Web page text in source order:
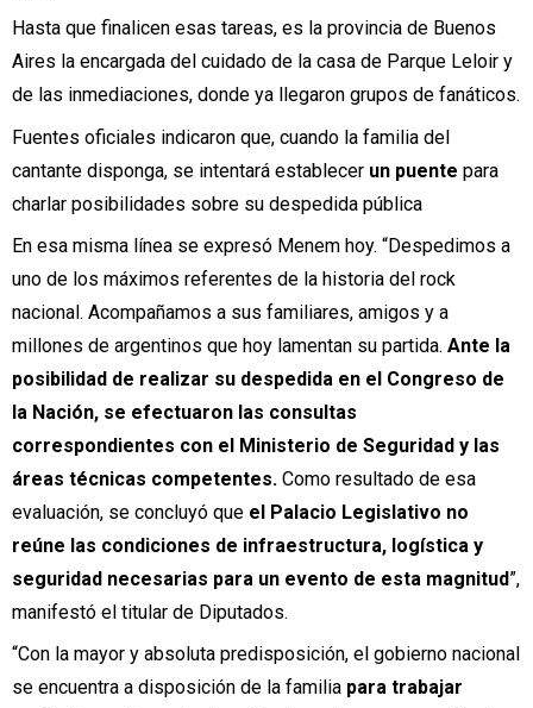
Hasta que finalicen esas tareas, es la provincia de Buenos
Aires la encargada del cuidado de la casa de Parque Leloir y
de las inmediaciones, donde ya llegaron grupos de fanáticos.
Fuentes oficiales indicaron que, cuando la familia del
cantante disponga, se intentará establecer un puente para
charlar posibilidades sobre su despedida pública
En esa misma línea se expresó Menem hoy. “Despedimos a
uno de los máximos referentes de la historia del rock
nacional. Acompañamos a sus familiares, amigos y a
millones de argentinos que hoy lamentan su partida. Ante la
posibilidad de realizar su despedida en el Congreso de
la Nación, se efectuaron las consultas
correspondientes con el Ministerio de Seguridad y las
áreas técnicas competentes. Como resultado de esa
evaluación, se concluyó que el Palacio Legislativo no
reúne las condiciones de infraestructura, logística y
seguridad necesarias para un evento de esta magnitud”,
manifestó el titular de Diputados.
“Con la mayor y absoluta predisposición, el gobierno nacional
se encuentra a disposición de la familia para trabajar